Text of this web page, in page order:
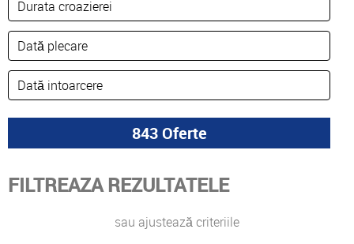
FILTREAZA REZULTATELE
sau ajustează criteriile